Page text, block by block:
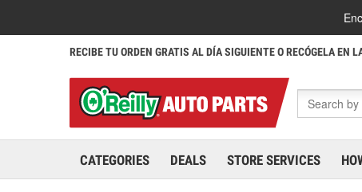
RECIBE TU ORDEN GRATIS AL DÍA SIGUIENTE O RECÓGELA EN
CATEGORIES DEALS STORE SERVICES